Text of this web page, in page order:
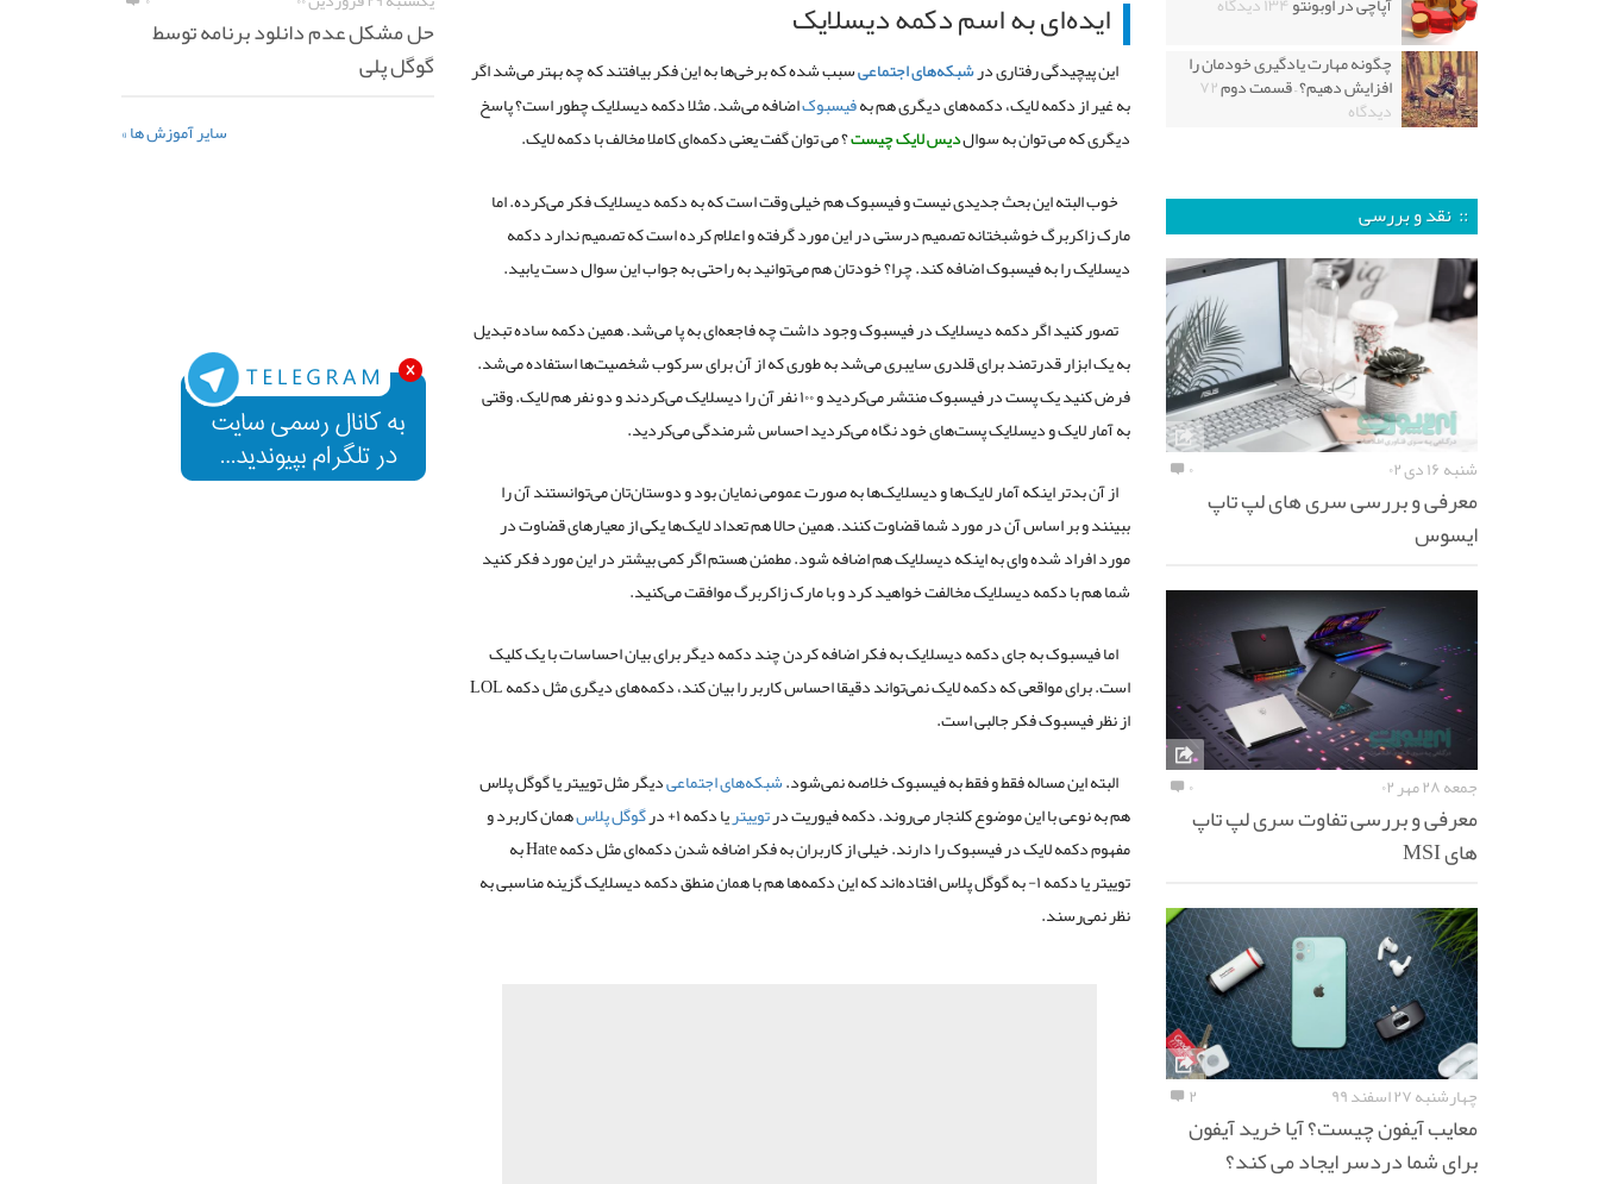
ایده‌ای به اسم دکمه دیسلایک
این پیچیدگی رفتاری درشبکه‌های اجتماعیسبب شده که برخی‌ها به این فکر بیافتند که چه بهتر می‌شد اگر
به غیر از دکمه لایک، دکمه‌های دیگری هم بهفیسبوکاضافه می‌شد. مثلا دکمه دیسلایک چطور است؟ پاسخ
دیگری که می توان به سوالدیس لایک چیست؟ می توان گفت یعنی دکمه‌ای کاملا مخالف با دکمه لایک.
خوب البته این بحث جدیدی نیست و فیسبوک هم خیلی وقت است که به دکمه دیسلایک فکر می‌کرده. اما
مارک زاکربرگ خوشبختانه تصمیم درستی در این مورد گرفته و اعلام کرده است که تصمیم ندارد دکمه
دیسلایک را به فیسبوک اضافه کند. چرا؟ خودتان هم می‌توانید به راحتی به جواب این سوال دست یابید.
تصور کنید اگر دکمه دیسلایک در فیسبوک وجود داشت چه فاجعه‌ای به پا می‌شد. همین دکمه ساده تبدیل
به یک ابزار قدرتمند برای قلدری سایبری می‌شد به طوری که از آن برای سرکوب شخصیت‌ها استفاده می‌شد.
فرض کنید یک پست در فیسبوک منتشر می‌کردید و ۱۰۰ نفر آن را دیسلایک می‌کردند و دو نفر هم لایک. وقتی
به آمار لایک و دیسلایک پست‌های خود نگاه می‌کردید احساس شرمندگی می‌کردید.
از آن بدتر اینکه آمار لایک‌ها و دیسلایک‌ها به صورت عمومی نمایان بود و دوستان‌تان می‌توانستند آن را
ببینند و بر اساس آن در مورد شما قضاوت کنند. همین حالا هم تعداد لایک‌ها یکی از معیارهای قضاوت در
مورد افراد شده وای به اینکه دیسلایک هم اضافه شود. مطمئن هستم اگر کمی بیشتر در این مورد فکر کنید
شما هم با دکمه دیسلایک مخالفت خواهید کرد و با مارک زاکربرگ موافقت می‌کنید.
اما فیسبوک به جای دکمه دیسلایک به فکر اضافه کردن چند دکمه دیگر برای بیان احساسات با یک کلیک
است. برای مواقعی که دکمه لایک نمی‌تواند دقیقا احساس کاربر را بیان کند، دکمه‌های دیگری مثل دکمه LOL
از نظر فیسبوک فکر جالبی است.
البته این مساله فقط و فقط به فیسبوک خلاصه نمی‌شود.شبکه‌های اجتماعیدیگر مثل توییتر یا گوگل پلاس
هم به نوعی با این موضوع کلنجار می‌روند. دکمه فیوریت درتوییتریا دکمه ۱+ در گوگل پلاسهمان کاربرد و
مفهوم دکمه لایک در فیسبوک را دارند. خیلی از کاربران به فکر اضافه شدن دکمه‌ای مثل دکمه Hate به
توییتر یا دکمه ۱- به گوگل پلاس افتاده‌اند که این دکمه‌ها هم با همان منطق دکمه دیسلایک گزینه مناسبی به
نظر نمی‌رسند.
چگونه مهارت یادگیری خودمان را
افزایش دهیم؟ – قسمت دوم۷۲
دیدگاه
:: نقد و بررسی
شنبه ۱۶ دی ۰۲ ۰
معرفی و بررسی سری های لپ تاپ
ایسوس
جمعه ۲۸ مهر ۰۲ ۰
معرفی و بررسی تفاوت سری لپ تاپ
های MSI
چهارشنبه ۲۷ اسفند ۹۹ ۲
معایب آیفون چیست؟ آیا خرید آیفون
برای شما دردسر ایجاد می کند؟
حل مشکل عدم دانلود برنامه توسط
گوگل پلی
سایر آموزش ها »